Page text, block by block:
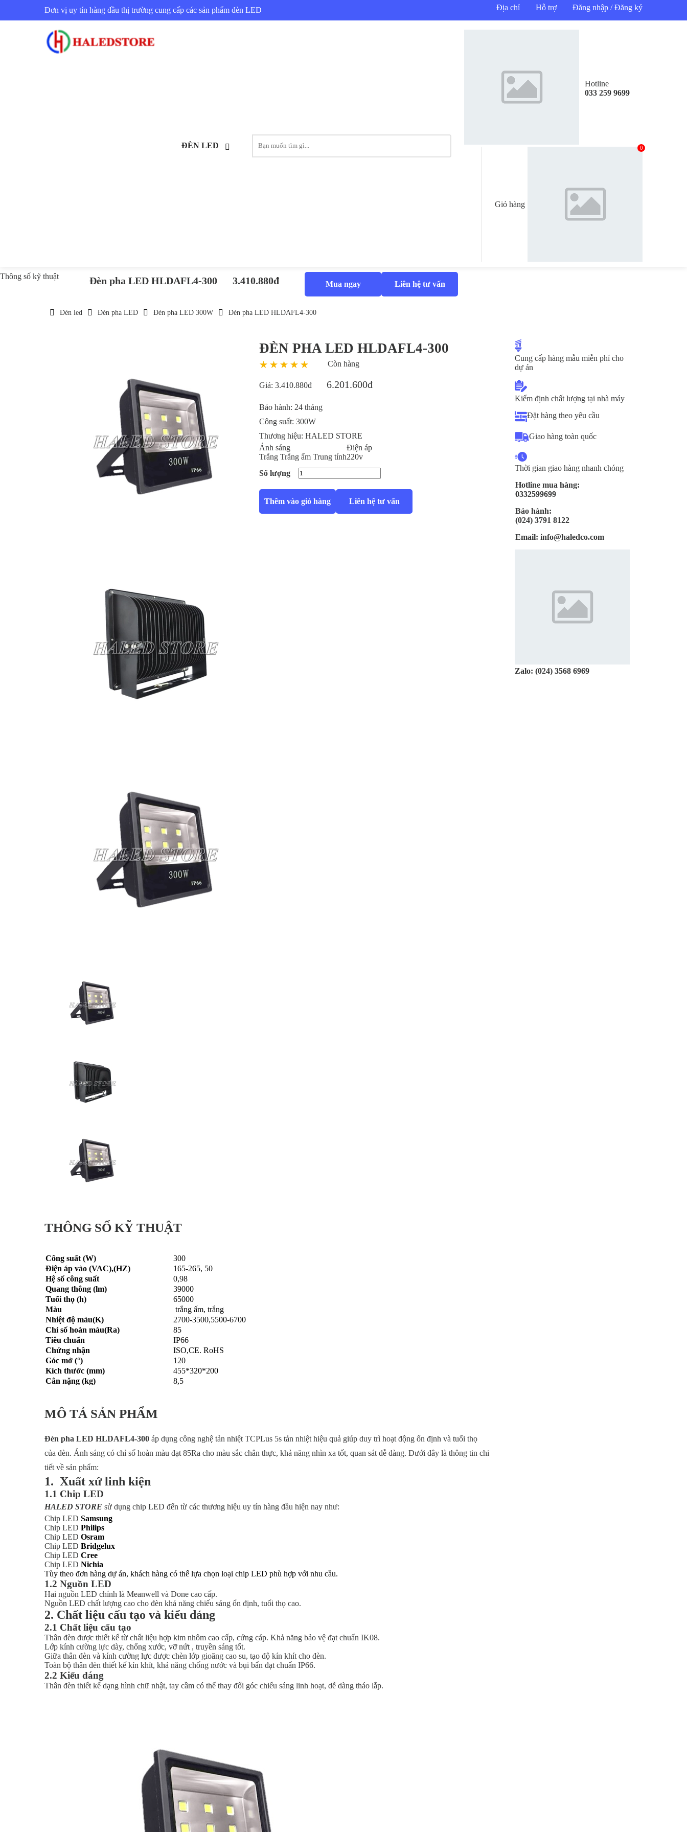
Đơn vị uy tín hàng đầu thị trường cung cấp các sản phẩm đèn LED Địa chỉ Hỗ trợ Đăng nhập / Đăng ký
ĐÈN LED
Hotline
033 259 9699
Giỏ hàng
0
Thông số kỹ thuật Đèn pha LED HLDAFL4-300 3.410.880đ Mua ngay Liên hệ tư vấn
Đèn led Đèn pha LED Đèn pha LED 300W Đèn pha LED HLDAFL4-300
ĐÈN PHA LED HLDAFL4-300
Còn hàng
Giá: 3.410.880đ 6.201.600đ
Bảo hành: 24 tháng
Công suất: 300W
Thương hiệu: HALED STORE
Ánh sáng
Trắng Trắng ấm Trung tính
Điện áp
220v
Số lượng
Thêm vào giỏ hàng Liên hệ tư vấn
THÔNG SỐ KỸ THUẬT
Công suất (W)
300
Điện áp vào (VAC),(HZ)
165-265, 50
Hệ số công suất
0,98
Quang thông (lm)
39000
Tuổi thọ (h)
65000
Màu
trắng ấm, trắng
Nhiệt độ màu(K)
2700-3500,5500-6700
Chỉ số hoàn màu(Ra)
85
Tiêu chuẩn
IP66
Chứng nhận
ISO,CE. RoHS
Góc mở (°)
120
Kích thước (mm)
455*320*200
Cân nặng (kg)
8,5
MÔ TẢ SẢN PHẨM
Đèn pha LED HLDAFL4-300 áp dụng công nghệ tản nhiệt TCPLus 5s tản nhiệt hiệu quả giúp duy trì hoạt động ổn định và tuổi thọ
của đèn. Ánh sáng có chỉ số hoàn màu đạt 85Ra cho màu sắc chân thực, khả năng nhìn xa tốt, quan sát dễ dàng. Dưới đây là thông tin chi
tiết về sản phẩm:
1. Xuất xứ linh kiện
1.1 Chip LED
HALED STORE sử dụng chip LED đến từ các thương hiệu uy tín hàng đầu hiện nay như:
Chip LED Samsung
Chip LED Philips
Chip LED Osram
Chip LED Bridgelux
Chip LED Cree
Chip LED Nichia
Tùy theo đơn hàng dự án, khách hàng có thể lựa chọn loại chip LED phù hợp với nhu cầu.
1.2 Nguồn LED
Hai nguồn LED chính là Meanwell và Done cao cấp.
Nguồn LED chất lượng cao cho đèn khả năng chiếu sáng ổn định, tuổi thọ cao.
2. Chất liệu cấu tạo và kiểu dáng
2.1 Chất liệu cấu tạo
Thân đèn được thiết kế từ chất liệu hợp kim nhôm cao cấp, cứng cáp. Khả năng bảo vệ đạt chuẩn IK08.
Lớp kính cường lực dày, chống xước, vỡ nứt , truyền sáng tốt.
Giữa thân đèn và kính cường lực được chèn lớp gioăng cao su, tạo độ kín khít cho đèn.
Toàn bộ thân đèn thiết kế kín khít, khả năng chống nước và bụi bẩn đạt chuẩn IP66.
2.2 Kiểu dáng
Thân đèn thiết kế dạng hình chữ nhật, tay cầm có thể thay đổi góc chiếu sáng linh hoạt, dễ dàng tháo lắp.
Cung cấp hàng mẫu miễn phí cho
dự án
Kiểm định chất lượng tại nhà máy
Đặt hàng theo yêu cầu
Giao hàng toàn quốc
Thời gian giao hàng nhanh chóng
Hotline mua hàng:
0332599699
Bảo hành:
(024) 3791 8122
Email: info@haledco.com
Zalo: (024) 3568 6969